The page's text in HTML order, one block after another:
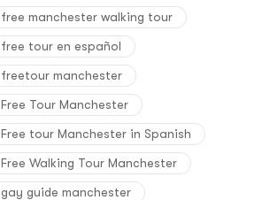
free manchester walking tour
free tour en español
freetour manchester
Free Tour Manchester
Free tour Manchester in Spanish
Free Walking Tour Manchester
gay guide manchester